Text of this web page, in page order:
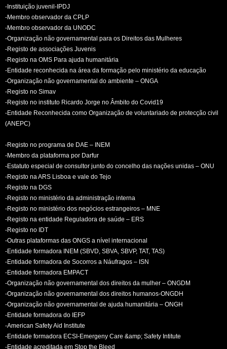
-Instituição juvenil-IPDJ
-Membro observador da CPLP
-Membro observador da UNODC
-Organização não governamental para os Direitos das Mulheres
-Registo de associações Juvenis
-Registo na OMS Para ajuda humanitária
-Entidade reconhecida na área da formação pelo ministério da educação
-Organização não governamental do ambiente – ONGA
-Registo no Simav
-Registo no instituto Ricardo Jorge no Âmbito do Covid19
-Entidade Reconhecida como Organização de voluntariado de protecção civil
(ANEPC)
-Registo no programa de DAE – INEM
-Membro da plataforma por Darfur
-Estatuto especial de consultor junto do concelho das nações unidas – ONU
-Registo na ARS Lisboa e vale do Tejo
-Registo na DGS
-Registo no ministério da administração interna
-Registo no ministério dos negócios estrangeiros – MNE
-Registo na entidade Reguladora de saúde – ERS
-Registo no IDT
-Outras plataformas das ONGS a nível internacional
-Entidade formadora INEM (SBVD, SBVA, SBVP, TAT, TAS)
-Entidade formadora de Socorros a Náufragos – ISN
-Entidade formadora EMPACT
-Organização não governamental dos direitos da mulher – ONGDM
-Organização não governamental dos direitos humanos-ONGDH
-Organização não governamental de ajuda humanitária – ONGH
-Entidade formadora do IEFP
-American Safety Aid Institute
-Entidade formadora ECSI-Emergeny Care &amp; Safety Intitute
-Entidade acreditada em Stop the Bleed